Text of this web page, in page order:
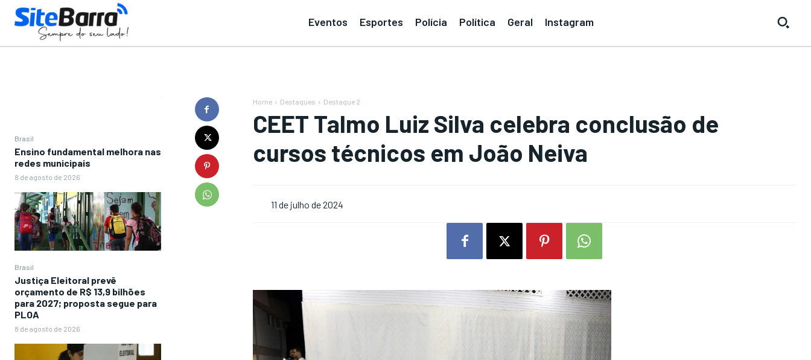
Eventos Esportes Polícia Política Geral Instagram
Brasil
Ensino fundamental melhora nas
redes municipais
8 de agosto de 2026
Brasil
Justiça Eleitoral prevê
orçamento de R$ 13,9 bilhões
para 2027; proposta segue para
PLOA
8 de agosto de 2026
Home Destaques Destaque 2
CEET Talmo Luiz Silva celebra conclusão de
cursos técnicos em João Neiva
11 de julho de 2024